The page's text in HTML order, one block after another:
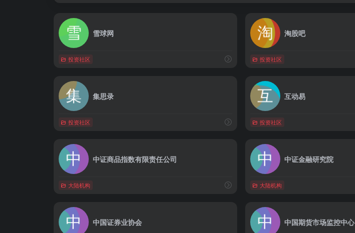
雪球网
投资社区
淘股吧
投资社区
集思录
投资社区
互动易
投资社区
中证商品指数有限责任公司
大陆机构
中证金融研究院
大陆机构
中国证券业协会 中国期货市场监控中心